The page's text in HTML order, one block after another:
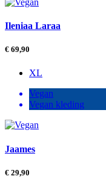
Ileniaa Laraa
€ 69,90
XL
Vegan
Vegan kleding
Jaames
€ 29,90